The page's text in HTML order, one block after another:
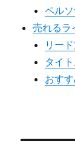
ペル
売れるラ
リー
タイ
おす